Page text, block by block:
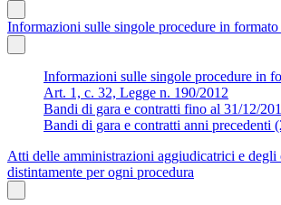
Informazioni sulle singole procedure in formato
Informazioni sulle singole procedure in
Art. 1, c. 32, Legge n. 190/2012
Bandi di gara e contratti fino al 31/12/
Bandi di gara e contratti anni precedenti
Atti delle amministrazioni aggiudicatrici e degli
distintamente per ogni procedura